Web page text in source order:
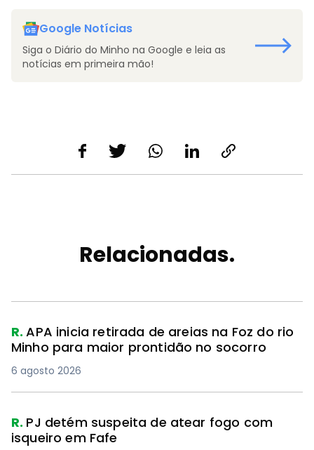
Google Notícias
Siga o Diário do Minho na Google e leia as
notícias em primeira mão!
Relacionadas.
R.APA inicia retirada de areias na Foz do rio
Minho para maior prontidão no socorro
6 agosto 2026
R. PJ detém suspeita de atear fogo com
isqueiro em Fafe